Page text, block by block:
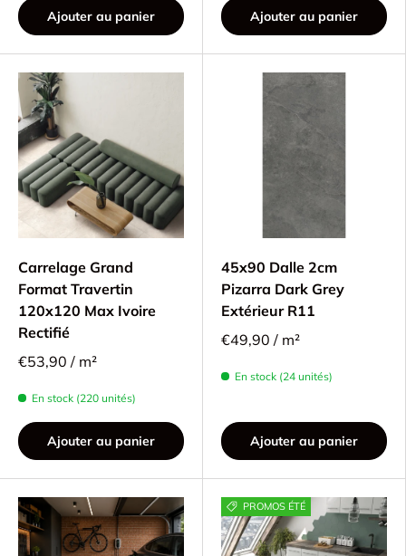
Ajouter au panier Ajouter au panier
Carrelage Grand
Format Travertin
120x120 Max Ivoire
Rectifié
€53,90 / m²
En stock (220 unités)
Ajouter au panier
45x90 Dalle 2cm
Pizarra Dark Grey
Extérieur R11
€49,90 / m²
En stock (24 unités)
Ajouter au panier
PROMOS ÉTÉ